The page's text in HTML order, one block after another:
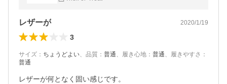
レザーが 2020/1/19
3
サイズ ： ちょうどよい、 品質 ： 普通、 履き心地 ： 普通、 履きやすさ ：
普通
レザーが何となく固い感じです。